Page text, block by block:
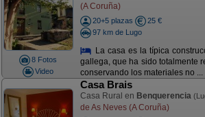
8 Fotos
Video
(A Coruña)
20+5 plazas
25 €
97 km de Lugo
La casa es la típica
gallega, que ha sido totalmente
conservando los materiales no ...
Casa Brais
Casa Rural en Benquerencia
de As Neves (A Coruña)